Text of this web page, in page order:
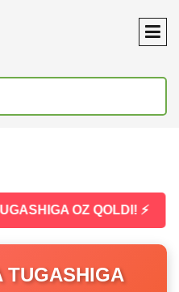
OZ QOLDI! ⚡
TUGASHIGA